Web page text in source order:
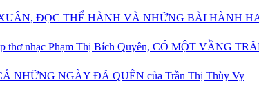
ĐỌC THỂ HÀNH VÀ NHỮNG BÀI HÀNH
thơ nhạc Phạm Thị Bích Quyên, CÓ MỘT VẦNG
NHỮNG NGÀY ĐÃ QUÊN của Trần Thị Thùy Vy